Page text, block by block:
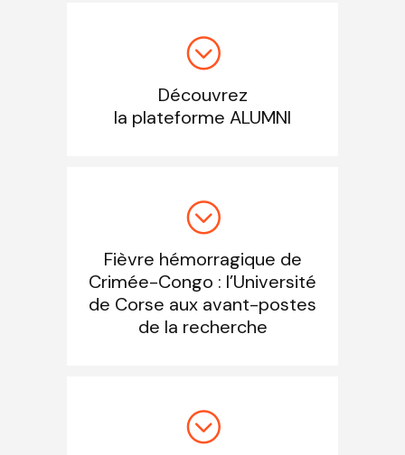
Découvrez
la plateforme ALUMNI
Fièvre hémorragique de
Crimée-Congo : l’Université
de Corse aux avant-postes
de la recherche